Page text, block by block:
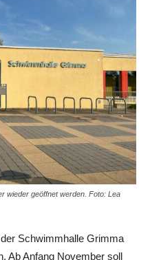
wieder geöffnet werden. Foto: Lea
Schwimmhalle Grimma
Ab Anfang November soll